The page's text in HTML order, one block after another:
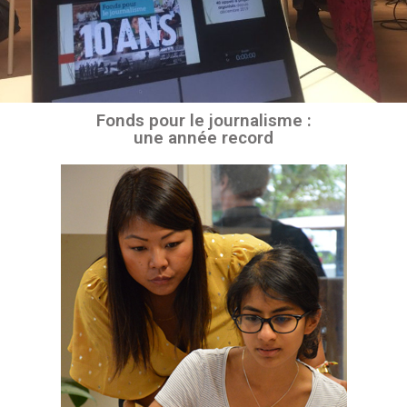
Fonds pour le journalisme :
une année record